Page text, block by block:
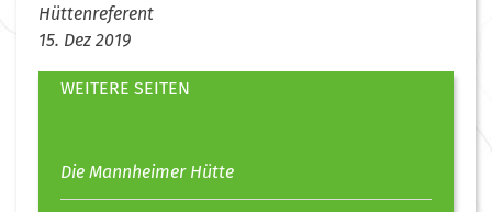
Hüttenreferent
15. Dez 2019
WEITERE SEITEN
Die Mannheimer Hütte